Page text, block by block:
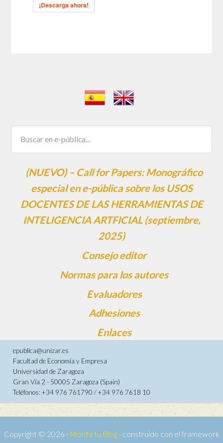
¡Descarga ahora!
(NUEVO) – Call for Papers: Monográfico
especial en e-pública sobre los USOS
DOCENTES DE LAS HERRAMIENTAS DE
INTELIGENCIA ARTFICIAL (septiembre,
2025)
Consejo editor
Normas para los autores
Evaluadores
Adhesiones
Enlaces
epublica@unizar.es
Facultad de Economía y Empresa
Universidad de Zaragoza
Gran Vía 2 - 50005 Zaragoza (Spain)
Teléfonos: +34 976 761790 / +34 976 7618 10
Copyright © 2026 · Monta tu Blog· construido con el framework